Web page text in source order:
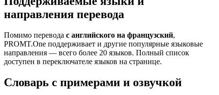
направления перевода
Помимо перевода с английского на французский,
PROMT.One поддерживает и другие популярные языковые
направления — всего более 20 языков. Полный список
доступен в переключателе языков на странице.
Словарь с примерами и озвучкой